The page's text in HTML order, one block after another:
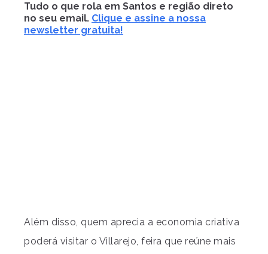
Tudo o que rola em Santos e região direto
no seu email. Clique e assine a nossa
newsletter gratuita!
Além disso, quem aprecia a economia criativa
poderá visitar o Villarejo, feira que reúne mais